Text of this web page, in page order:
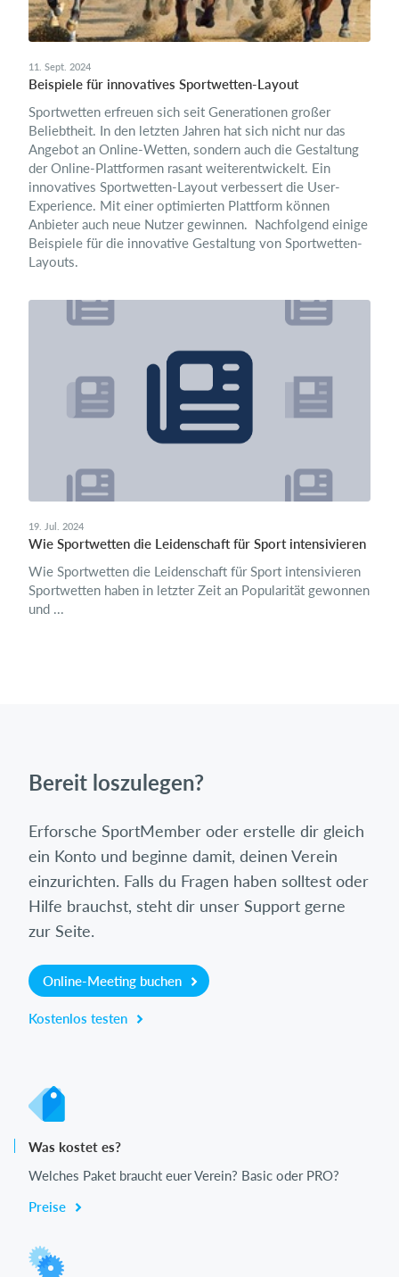
11. Sept. 2024
Beispiele für innovatives Sportwetten-Layout
Sportwetten erfreuen sich seit Generationen großer
Beliebtheit. In den letzten Jahren hat sich nicht nur das
Angebot an Online-Wetten, sondern auch die Gestaltung
der Online-Plattformen rasant weiterentwickelt. Ein
innovatives Sportwetten-Layout verbessert die User-
Experience. Mit einer optimierten Plattform können
Anbieter auch neue Nutzer gewinnen. Nachfolgend einige
Beispiele für die innovative Gestaltung von Sportwetten-
Layouts.
19. Jul. 2024
Wie Sportwetten die Leidenschaft für Sport intensivieren
Wie Sportwetten die Leidenschaft für Sport intensivieren
Sport͏wette͏n hab͏en in ͏letzter Zeit͏ an Popularität gewonnen
und ...
Bereit loszulegen?
Erforsche SportMember oder erstelle dir gleich
ein Konto und beginne damit, deinen Verein
einzurichten. Falls du Fragen haben solltest oder
Hilfe brauchst, steht dir unser Support gerne
zur Seite.
Online-Meeting buchen
Kostenlos testen
Was kostet es?
Welches Paket braucht euer Verein? Basic oder PRO?
Preise